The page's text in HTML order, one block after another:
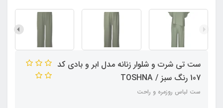
ست تی شرت و شلوار زنانه مدل ابر و بادی کد
107 رنگ سبز / TOSHNA
ست لباس روزمره و راحت